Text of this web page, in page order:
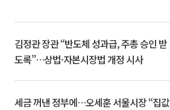
김정관 장관 “반도체 성과급, 주총 승인 받
도록”…상법·자본시장법 개정 시사
세금 꺼낸 정부에…오세훈 서울시장 “집값